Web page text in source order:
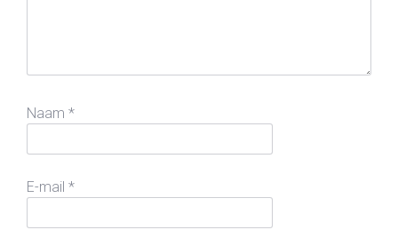
Naam *
E-mail *